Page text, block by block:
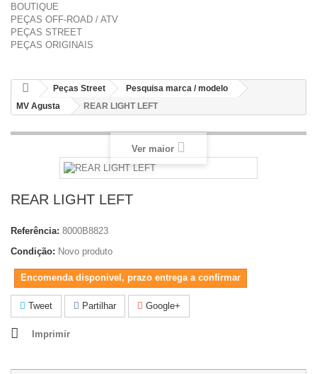
BOUTIQUE
PEÇAS OFF-ROAD / ATV
PEÇAS STREET
PEÇAS ORIGINAIS
Peças Street
Pesquisa marca / modelo
MV Agusta
REAR LIGHT LEFT
Ver maior
REAR LIGHT LEFT
Referência: 8000B8823
Condição: Novo produto
Encomenda disponivel, prazo entrega a confirmar
Tweet Partilhar Google+
Imprimir